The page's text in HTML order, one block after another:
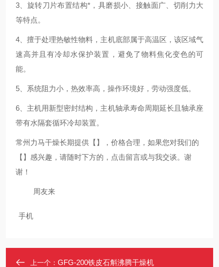
3、旋转刀片布置结构*，具磨损小、接触面广、切削力大
等特点。
4、擅于处理热敏性物料，主机底部属于高温区，该区域气
速高并且有冷却水保护装置，避免了物料焦化变色的可
能。
5、系统阻力小，热效率高，操作环境好，劳动强度低。
6、主机用新型密封结构，主机轴承寿命周期延长且轴承座
带有水隔套循环冷却装置。
常州力马干燥长期提供 【 】
，价格合理，如果您对我们的
【 】 感兴趣，请随时下方的，点击留言或与我交谈。谢
谢！
周友来
手机
上一个： GFG-200铁皮石斛沸腾干燥机